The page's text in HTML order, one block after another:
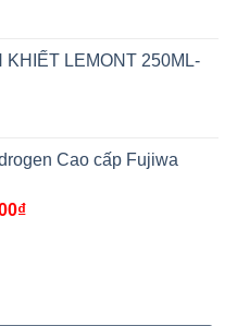
LEMONT 250ML-
Cao cấp Fujiwa
₫